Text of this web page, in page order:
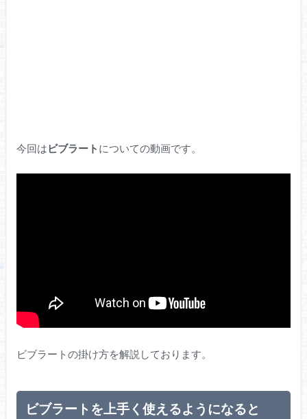
今回は ビブラート についての動画です。
ビブラートの掛け方を解説しております。
ビブラートを上手く使えるようになると